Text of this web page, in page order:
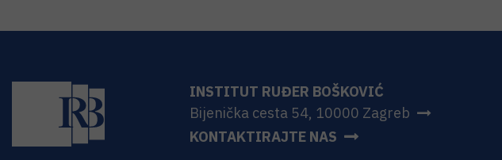
INSTITUT RUĐER BOŠKOVIĆ
Bijenička cesta 54, 10000 Zagreb
KONTAKTIRAJTE NAS